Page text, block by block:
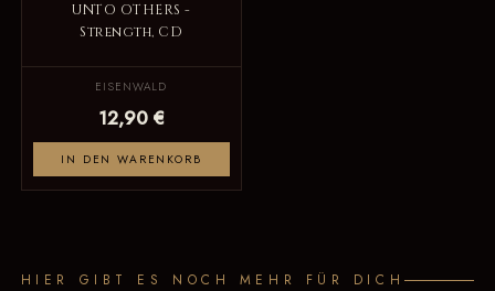
UNTO OTHERS -
Strength, CD
EISENWALD
12,90 €
IN DEN WARENKORB
HIER GIBT ES NOCH MEHR FÜR DICH